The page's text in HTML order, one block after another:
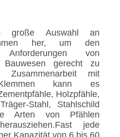
große Auswahl an
her, um den
Anforderungen von
Bauwesen gerecht zu
Zusammenarbeit mit
Klemmen kann es
Holzpfähle,
Stahl, Stahlschild
Arten von Pfählen
jede
Kapazität von 6 bis 60